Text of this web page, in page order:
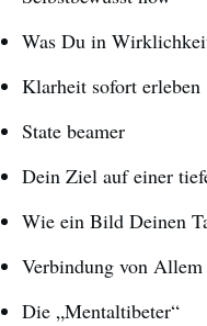
Was Du in
Klarheit sofort erleben
State beamer
Dein Ziel auf einer
Wie ein Bild Deinen
Verbindung von Allem
Die „Mentaltibeter“